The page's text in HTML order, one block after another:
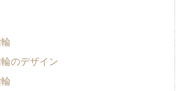
のデザイン